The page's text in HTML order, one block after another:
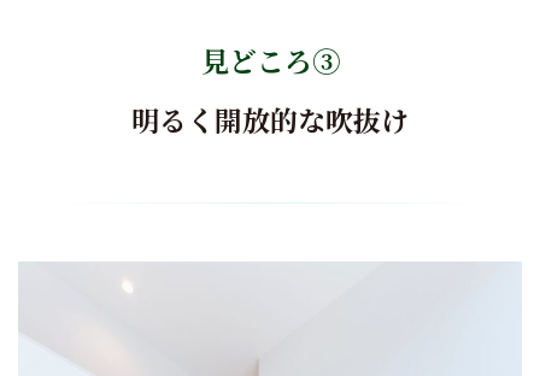
見どころ③
明るく開放的な吹抜け